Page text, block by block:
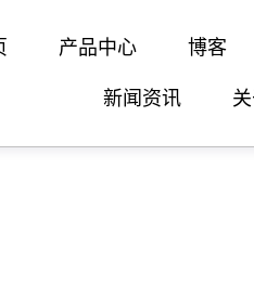
产品中心 博客
新闻资讯